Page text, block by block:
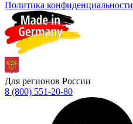
Политика конфиденциальности
Для регионов России
8 (800) 551-20-80